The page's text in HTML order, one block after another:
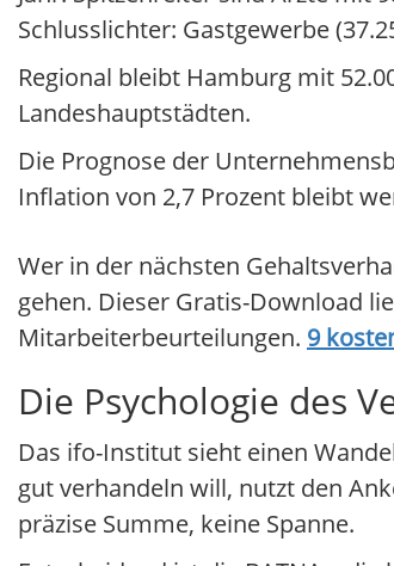
Schlusslichter: Gastgewerbe
Regional bleibt Hamburg mit
Landeshauptstädten.
Die Prognose der
Inflation von 2,7 Prozent bleibt
Wer in der nächsten
gehen. Dieser Gratis-Download
Mitarbeiterbeurteilungen. 9
Die Psychologie des
Das ifo-Institut sieht einen
gut verhandeln will, nutzt den
präzise Summe, keine Spanne.